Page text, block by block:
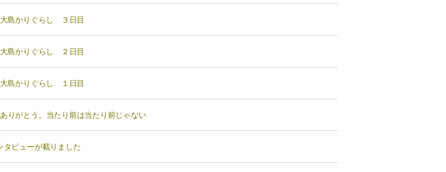
大島かりぐらし ３日目
大島かりぐらし ２日目
大島かりぐらし １日目
りがとう。当たり前は当たり前じゃない
タビューが載りました